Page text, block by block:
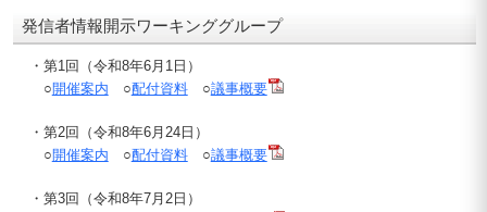
発信者情報開示ワーキンググループ
・第1回（令和8年6月1日）
○開催案内 ○配付資料○議事概要
・第2回（令和8年6月24日）
○開催案内 ○配付資料○議事概要
・第3回（令和8年7月2日）